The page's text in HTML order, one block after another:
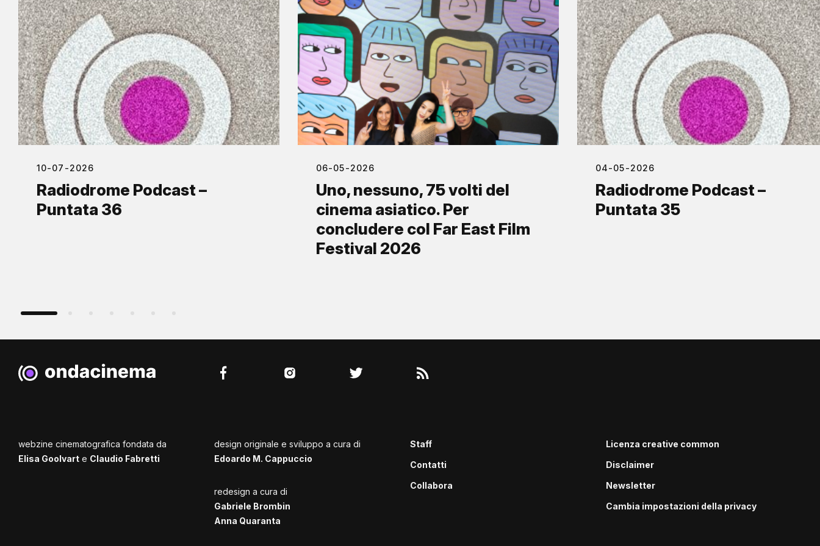
10-07-2026
Radiodrome Podcast –
Puntata 36
06-05-2026
Uno, nessuno, 75 volti del
cinema asiatico. Per
concludere col Far East Film
Festival 2026
04-05-2026
Radiodrome Podcast –
Puntata 35
webzine cinematografica fondata da
Elisa Goolvart e Claudio Fabretti
design originale e sviluppo a cura di
Edoardo M. Cappuccio
redesign a cura di
Gabriele Brombin
Anna Quaranta
Staff
Contatti
Collabora
Licenza creative common
Disclaimer
Newsletter
Cambia impostazioni della privacy